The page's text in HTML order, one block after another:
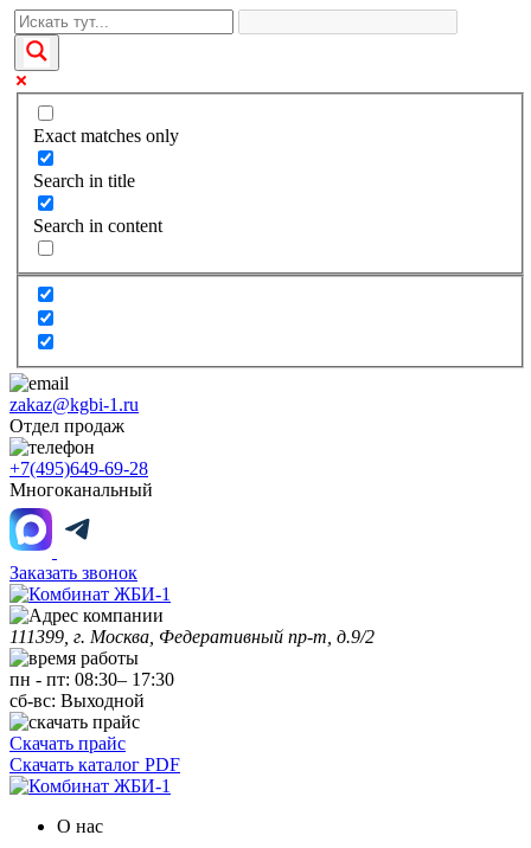
Exact matches only
Search in title
Search in content
zakaz@kgbi-1.ru
Отдел продаж
+7(495)649-69-28
Многоканальный
Заказать звонок
111399, г. Москва, Федеративный пр-т, д.9/2
пн - пт: 08:30– 17:30
сб-вс: Выходной
Скачать прайс
Скачать каталог PDF
О нас